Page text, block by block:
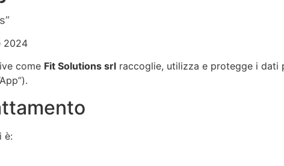
2024
come Fit Solutions srl raccoglie, utilizza e protegge i dati
è: